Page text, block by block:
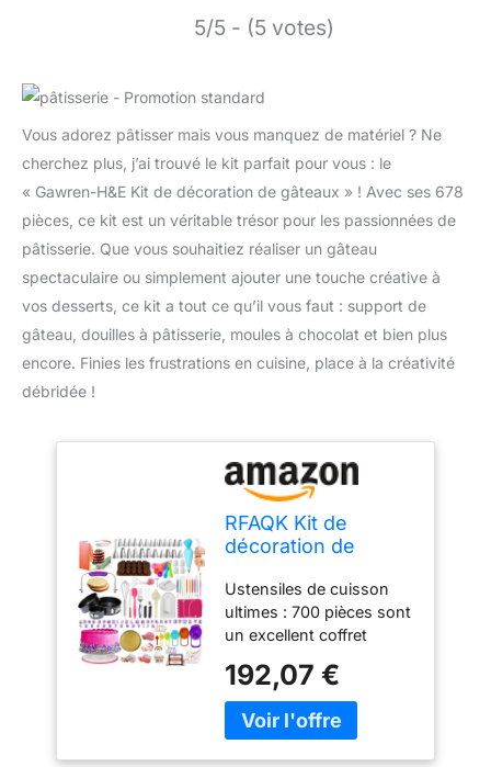
5/5 - (5 votes)
Vous adorez pâtisser mais vous manquez de matériel ? Ne
cherchez plus, j’ai trouvé le kit parfait pour vous : le
« Gawren-H&E Kit de décoration de gâteaux » ! Avec ses 678
pièces, ce kit est un véritable trésor pour les passionnées de
pâtisserie. Que vous souhaitiez réaliser un gâteau
spectaculaire ou simplement ajouter une touche créative à
vos desserts, ce kit a tout ce qu’il vous faut : support de
gâteau, douilles à pâtisserie, moules à chocolat et bien plus
encore. Finies les frustrations en cuisine, place à la créativité
débridée !
RFAQK Kit de
décoration de
avec accessoires
de pâtisserie
comprenant des
moules à charnière,
un plateau tournant,
des douilles
numérotées, des
spatules à glaçage,
Ustensiles de cuisson
ultimes : 700 pièces sont
un excellent coffret
et a tout pour la
décoration de gâteaux. ✔
Moule à charnière de
192,07 €